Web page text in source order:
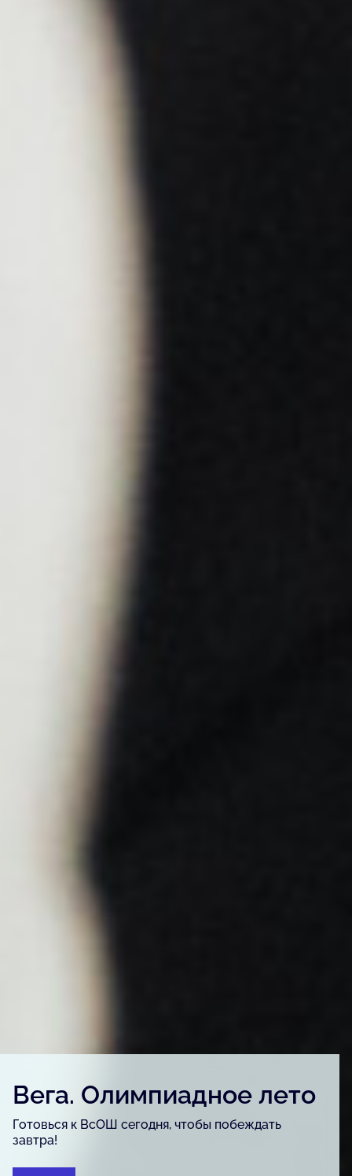
Детский конкурс «Вега.
Артфест»
Для детей и подростков, одарённых в сфере
изобразительного искусства, урбанистики и
журналистики.